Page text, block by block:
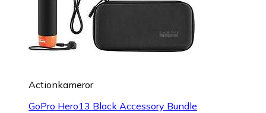
Actionkameror
GoPro Hero13 Black Accessory Bundle